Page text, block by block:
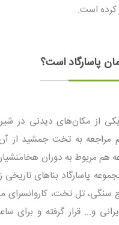
کرده است.
پاسارگاد است؟
از مکان‌های دیدنی در
مراجعه به تخت جمشید از
هم مربوط به دوران
پاسارگاد بناهای تاریخی
سنگی، تل تخت، کاروانسرای
و... قرار گرفته و برای